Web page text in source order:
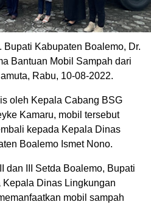
Bupati Kabupaten Boalemo, Dr.
Bantuan Mobil Sampah dari
Rabu, 10-08-2022.
oleh Kepala Cabang BSG
Kamaru, mobil tersebut
kepada Kepala Dinas
Boalemo Ismet Nono.
dan III Setda Boalemo, Bupati
Kepala Dinas Lingkungan
mobil sampah